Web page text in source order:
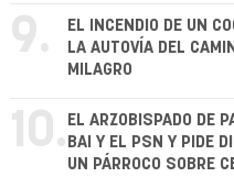
9.
EL INCENDIO DE UN
LA AUTOVÍA DEL
MILAGRO
10. EL ARZOBISPADO DE
BAI Y EL PSN Y PIDE
UN PÁRROCO SOBRE